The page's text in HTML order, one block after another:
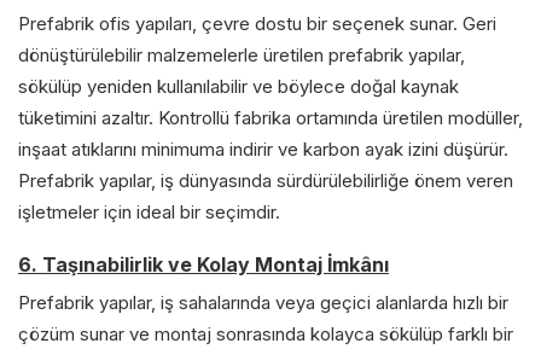
Prefabrik ofis yapıları, çevre dostu bir seçenek sunar. Geri
dönüştürülebilir malzemelerle üretilen prefabrik yapılar,
sökülüp yeniden kullanılabilir ve böylece doğal kaynak
tüketimini azaltır. Kontrollü fabrika ortamında üretilen modüller,
inşaat atıklarını minimuma indirir ve karbon ayak izini düşürür.
Prefabrik yapılar, iş dünyasında sürdürülebilirliğe önem veren
işletmeler için ideal bir seçimdir.
6. Taşınabilirlik ve Kolay Montaj İmkânı
Prefabrik yapılar, iş sahalarında veya geçici alanlarda hızlı bir
çözüm sunar ve montaj sonrasında kolayca sökülüp farklı bir